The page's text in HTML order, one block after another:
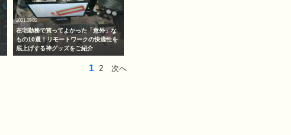
2021.09.02
在宅勤務で買ってよかった「意外」な
もの10選！リモートワークの快適性を
底上げする神グッズをご紹介
1 2 次へ